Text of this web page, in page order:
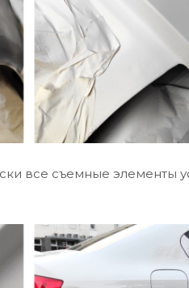
все съемные элементы